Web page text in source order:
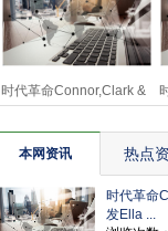
时代革命Connor,Clark &
本网资讯
热点
时代革命
发Ella ...